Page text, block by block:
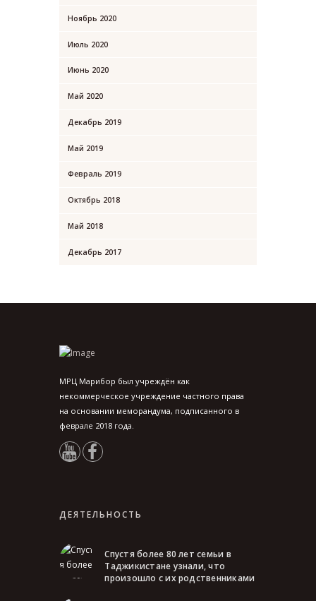
Ноябрь 2020
Июль 2020
Июнь 2020
Май 2020
Декабрь 2019
Май 2019
Февраль 2019
Октябрь 2018
Май 2018
Декабрь 2017
МРЦ Марибор был учреждён как
некоммерческое учреждение частного права
на основании меморандума, подписанного в
феврале 2018 года.
ДЕЯТЕЛЬНОСТЬ
Спустя более 80 лет семьи в
Таджикистане узнали, что
произошло с их родственниками